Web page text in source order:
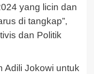
yang licin dan
di tangkap”,
dan Politik
Adili Jokowi untuk